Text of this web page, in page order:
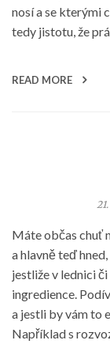
nosí a se kterými
tedy jistotu, že
READ MORE
Máte občas chuť
a hlavně teď
jestliže v lednici
ingredience.
a jestli by vám to
Například s